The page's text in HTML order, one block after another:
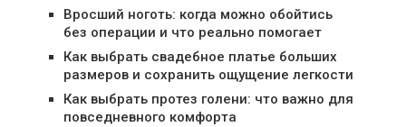
Вросший ноготь: когда можно обойтись
без операции и что реально помогает
Как выбрать свадебное платье больших
размеров и сохранить ощущение легкости
Как выбрать протез голени: что важно для
повседневного комфорта